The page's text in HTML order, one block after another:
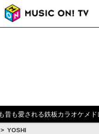
昔も愛される鉄板カラオケメ
YOSHI